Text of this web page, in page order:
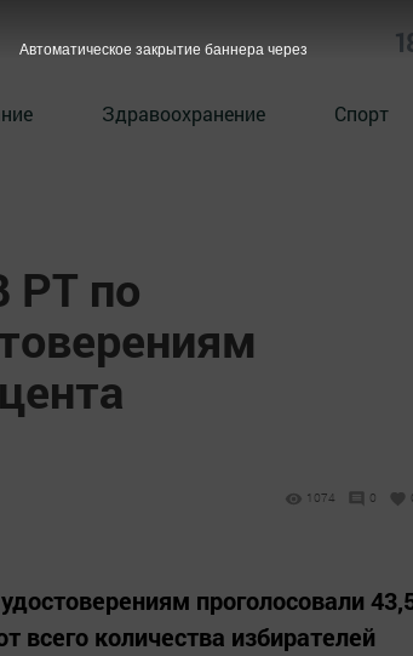
Здравоохранение Спорт
РТ по
1074 0
проголосовали
всего количества избирателей
Автоматическое закрытие баннера через